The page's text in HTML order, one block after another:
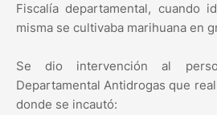
Fiscalía departamental, cuando
misma se cultivaba marihuana en
Se dio intervención al
Departamental Antidrogas que
donde se incautó: